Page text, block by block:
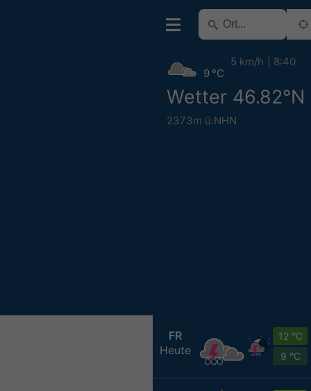
Wetter 46.82°N
2373m ü.NHN
9 °C
5 km/h 8:40
FR
Heute
12 °C
9 °C